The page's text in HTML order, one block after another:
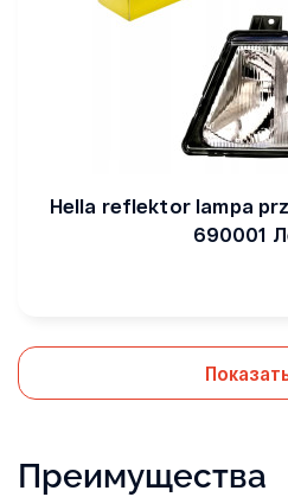
Hella reflektor lampa
690001
Преимущества